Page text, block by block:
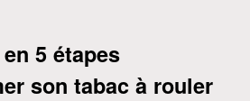
5 étapes
son tabac à rouler